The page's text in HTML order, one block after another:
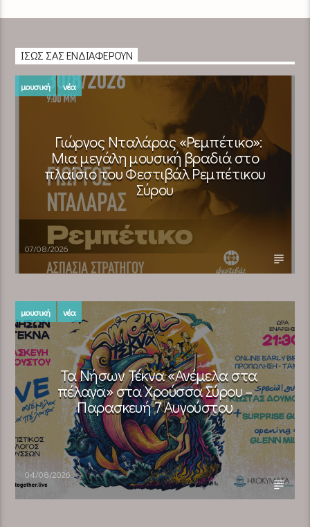
ΊΣΩΣ ΣΑΣ ΕΝΔΙΑΦΈΡΟΥΝ
μουσική νέα
Γιώργος Νταλάρας «Ρεμπέτικο»:
Μια μεγάλη μουσική βραδιά στο
πλαίσιο του Φεστιβάλ Ρεμπέτικου
Σύρου
07/08/2026
μουσική νέα
Τα Νήσων Τέκνα «Ανέμελα στα
πέλαγα» στα Χρούσσα Σύρου –
Παρασκευή 7 Αυγούστου
04/08/2026